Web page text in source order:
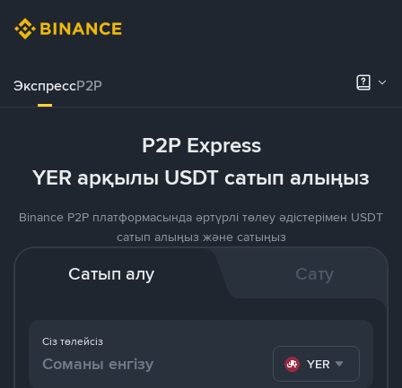
ЭкспрессP2P
P2P Express
YER арқылы USDT сатып алыңыз
Binance P2P платформасында әртүрлі төлеу әдістерімен USDT
сатып алыңыз және сатыңыз
Сатып алу Сату
Сіз төлейсіз
YER